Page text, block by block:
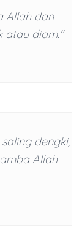
Allah dan
atau diam."
dengki,
Allah